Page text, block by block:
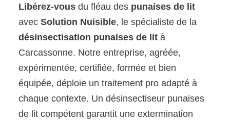
Libérez-vous du fléau des punaises de lit
avecSolution Nuisible, le spécialiste de la
désinsectisation punaises de lit à
Carcassonne. Notre entreprise, agréée,
expérimentée, certifiée, formée et bien
équipée, déploie un traitement pro adapté à
chaque contexte. Un désinsectiseur punaises
de lit compétent garantit une extermination